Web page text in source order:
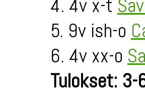
4. 4v x-t
5. 9v ish-o
6. 4v xx-o
Tulokset: 3-